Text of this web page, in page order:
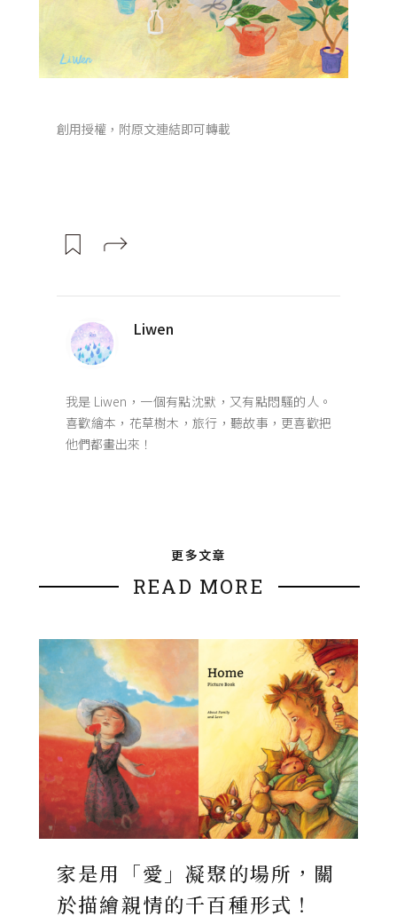
創用授權，附原文連結即可轉載
Liwen
我是 Liwen，一個有點沈默，又有點悶騷的人。
喜歡繪本，花草樹木，旅行，聽故事，更喜歡把
他們都畫出來！
更多文章
READ MORE
家是用「愛」凝聚的場所，關
於描繪親情的千百種形式！